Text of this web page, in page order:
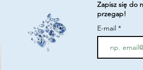
Zapisz się do
przegap!
E-mail